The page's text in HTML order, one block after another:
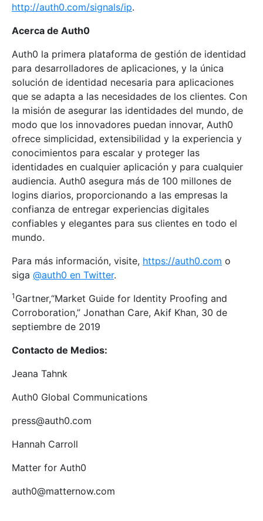
http://auth0.com/signals/ip.
Acerca de Auth0
Auth0 la primera plataforma de gestión de identidad
para desarrolladores de aplicaciones, y la única
solución de identidad necesaria para aplicaciones
que se adapta a las necesidades de los clientes. Con
la misión de asegurar las identidades del mundo, de
modo que los innovadores puedan innovar, Auth0
ofrece simplicidad, extensibilidad y la experiencia y
conocimientos para escalar y proteger las
identidades en cualquier aplicación y para cualquier
audiencia. Auth0 asegura más de 100 millones de
logins diarios, proporcionando a las empresas la
confianza de entregar experiencias digitales
confiables y elegantes para sus clientes en todo el
mundo.
Para más información, visite, https://auth0.com o
siga @auth0 en Twitter.
1 Gartner,“Market Guide for Identity Proofing and
Corroboration,” Jonathan Care, Akif Khan, 30 de
septiembre de 2019
Contacto de Medios:
Jeana Tahnk
Auth0 Global Communications
press@auth0.com
Hannah Carroll
Matter for Auth0
auth0@matternow.com